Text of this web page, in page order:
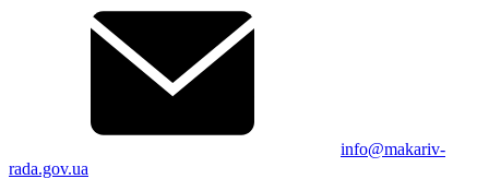
info@makariv-
rada.gov.ua